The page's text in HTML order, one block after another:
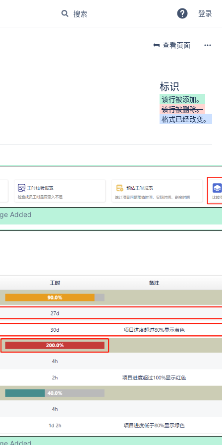
登录
查看页面
标识
该行被添加。
该行被删除。
格式已经改变。
Added